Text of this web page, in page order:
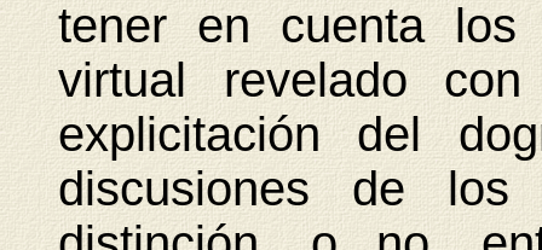
tener en cuenta los
virtual revelado
explicitación del
discusiones de